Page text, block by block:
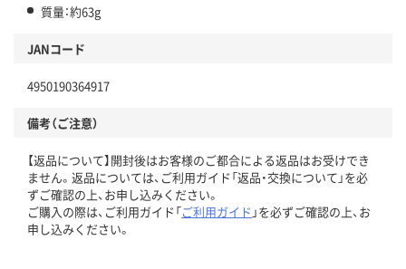
質量：約63g
JANコード
4950190364917
備考（ご注意）
【返品について】開封後はお客様のご都合による返品はお受けでき
ません。返品については、ご利用ガイド「返品・交換について」を必
ずご確認の上、お申し込みください。
ご購入の際は、ご利用ガイド「ご利用ガイド 」を必ずご確認の上、お
申し込みください。